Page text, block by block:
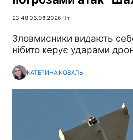
23:48 06.08.2026 Чт
Зловмисники видають
нібито керує ударами
КАТЕРИНА КОВАЛЬ